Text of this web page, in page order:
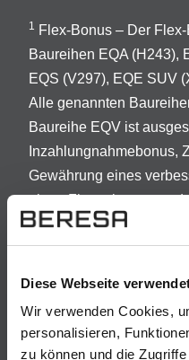
Diese Webseite
Wir verwenden Cookies,
personalisieren,
zu können und die
1 Flex-Bonus – Der
Baureihen EQA (H243),
EQS (V297), EQE SUV
Alle genannten
Baureihe EQV ist
Inzahlungnahmebonus,
Gewährung eines
einen Finanzierungs-
Mercedes-Benz Mobility
Leasing GmbH,
Bonus gilt für